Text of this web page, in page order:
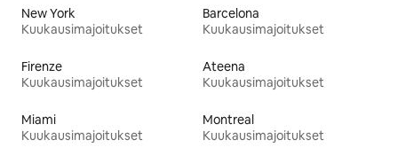
New York
Kuukausimajoitukset
Barcelona
Kuukausimajoitukset
Firenze
Kuukausimajoitukset
Ateena
Kuukausimajoitukset
Miami
Kuukausimajoitukset
Montreal
Kuukausimajoitukset